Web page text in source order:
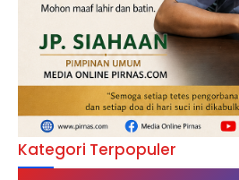
Kategori Terpopuler